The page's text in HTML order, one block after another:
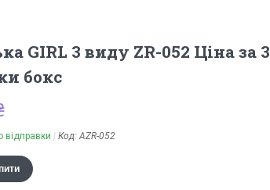
GIRL 3 виду ZR-052 Ціна за 3
бокс
відправки Код:AZR-052